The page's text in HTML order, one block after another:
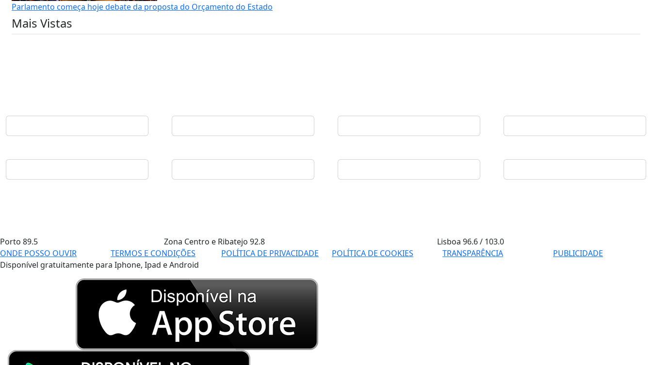
Parlamento começa hoje debate da proposta do Orçamento do Estado
Mais Vistas
Porto 89.5 Zona Centro e Ribatejo 92.8 Lisboa96.6 / 103.0
ONDE POSSO OUVIR
TERMOS E CONDIÇÕES POLÍTICA DE PRIVACIDADE POLÍTICA DE COOKIES TRANSPARÊNCIA
PUBLICIDADE
Disponível gratuitamente para Iphone, Ipad e Android